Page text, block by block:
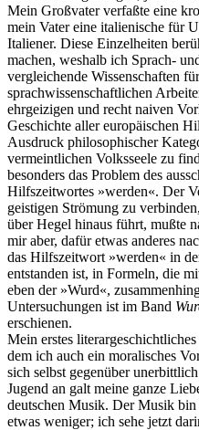
Mein Großvater verfaßte eine
mein Vater eine italienische für
Italiener. Diese Einzelheiten
machen, weshalb ich Sprach-
vergleichende Wissenschaften
sprachwissenschaftlichen
ehrgeizigen und recht naiven
Geschichte aller europäischen
Ausdruck philosophischer
vermeintlichen Volksseele zu
besonders das Problem des
Hilfszeitwortes »werden«. Der
geistigen Strömung zu
über Hegel hinaus führt, mußte
mir aber, dafür etwas anderes
das Hilfszeitwort »werden« in
entstanden ist, in Formeln, die
eben der »Wurd«,
Untersuchungen ist im Band
erschienen.
Mein erstes
dem ich auch ein moralisches
sich selbst gegenüber
Jugend an galt meine ganze
deutschen Musik. Der Musik
etwas weniger; ich sehe jetzt